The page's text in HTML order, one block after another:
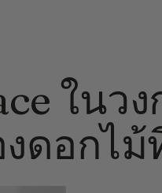
ในว
ดอกไ